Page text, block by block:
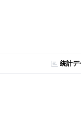
統計デ